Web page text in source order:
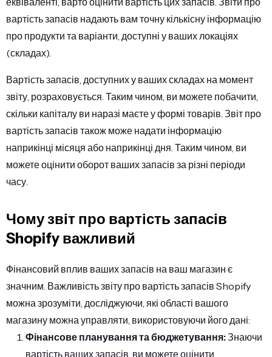
вартість запасів надають вам точну кількісну інформацію
про продукти та варіанти, доступні у ваших локаціях
(складах).
Вартість запасів, доступних у ваших складах на момент
звіту, розраховується. Таким чином, ви можете побачити,
скільки капіталу ви наразі маєте у формі товарів. Звіт про
вартість запасів також може надати інформацію
наприкінці місяця або наприкінці дня. Таким чином, ви
можете оцінити оборот ваших запасів за різні періоди
часу.
Чому звіт про вартість запасів
Shopify важливий
Фінансовий вплив ваших запасів на ваш магазин є
значним. Важливість звіту про вартість запасів Shopify
можна зрозуміти, досліджуючи, які області вашого
магазину можна управляти, використовуючи його дані:
Фінансове планування та бюджетування: Знаючи
вартість ваших запасів, ви можете оцінити